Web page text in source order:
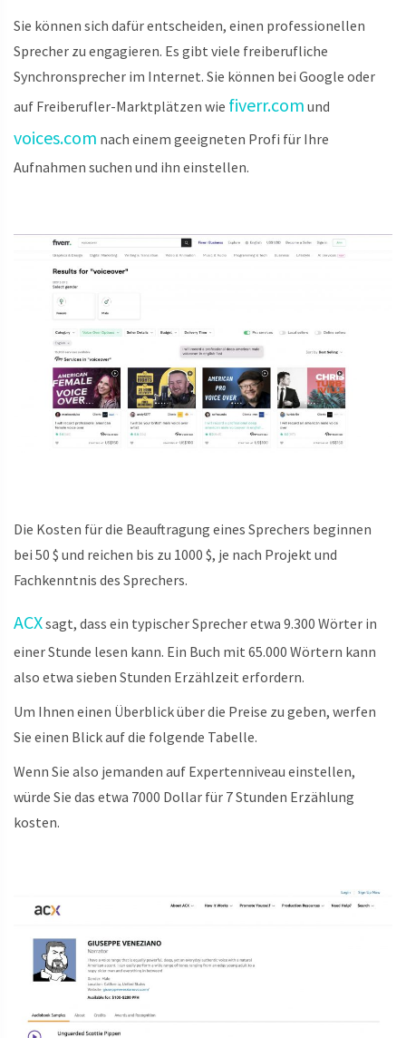
Sie können sich dafür entscheiden, einen professionellen
Sprecher zu engagieren. Es gibt viele freiberufliche
Synchronsprecher im Internet. Sie können bei Google oder
auf Freiberufler-Marktplätzen wie fiverr.com und
voices.com nach einem geeigneten Profi für Ihre
Aufnahmen suchen und ihn einstellen.
Die Kosten für die Beauftragung eines Sprechers beginnen
bei 50 $ und reichen bis zu 1000 $, je nach Projekt und
Fachkenntnis des Sprechers.
ACXsagt, dass ein typischer Sprecher etwa 9.300 Wörter in
einer Stunde lesen kann. Ein Buch mit 65.000 Wörtern kann
also etwa sieben Stunden Erzählzeit erfordern.
Um Ihnen einen Überblick über die Preise zu geben, werfen
Sie einen Blick auf die folgende Tabelle.
Wenn Sie also jemanden auf Expertenniveau einstellen,
würde Sie das etwa 7000 Dollar für 7 Stunden Erzählung
kosten.